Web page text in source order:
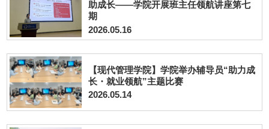
助成长——学院开展班主任领航讲座第七
期
2026.05.16
【现代管理学院】学院举办辅导员“助力成
长・就业领航”主题比赛
2026.05.14